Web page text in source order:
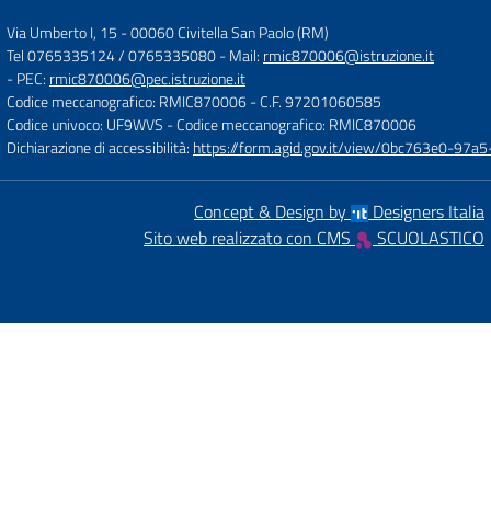
Via Umberto I, 15 -00060 Civitella San Paolo (RM)
Tel 0765335124 / 0765335080- Mail: rmic870006@istruzione.it
- PEC: rmic870006@pec.istruzione.it
Codice meccanografico: RMIC870006- C.F. 97201060585
Codice univoco: UF9WVS - Codice meccanografico: RMIC870006
Dichiarazione di accessibilità: https://form.agid.gov.it/view/0bc763e0-
Concept & Design by
Designers Italia
Sito web realizzato con CMS
SCUOLASTICO